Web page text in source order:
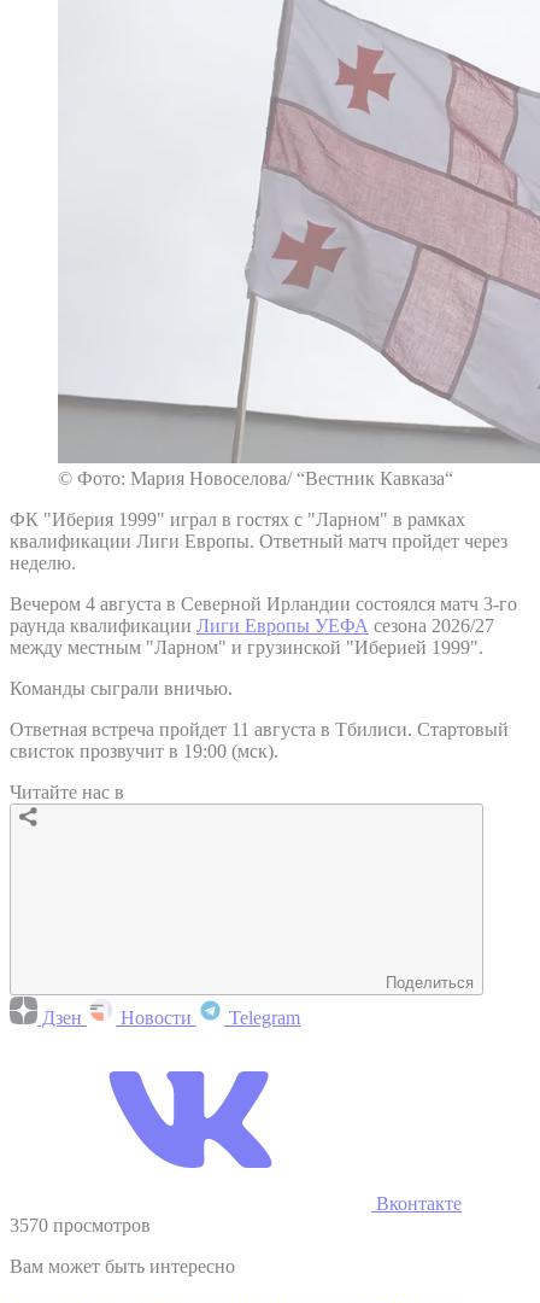
© Фото: Мария Новоселова/ “Вестник Кавказа“
ФК "Иберия 1999" играл в гостях с "Ларном" в рамках
квалификации Лиги Европы. Ответный матч пройдет через
неделю.
Вечером 4 августа в Северной Ирландии состоялся матч 3-го
раунда квалификации Лиги Европы УЕФА сезона 2026/27
между местным "Ларном" и грузинской "Иберией 1999".
Команды сыграли вничью.
Ответная встреча пройдет 11 августа в Тбилиси. Стартовый
свисток прозвучит в 19:00 (мск).
Читайте нас в
Поделиться
Дзен Новости Telegram
Вконтакте
3570 просмотров
Вам может быть интересно